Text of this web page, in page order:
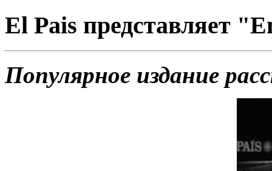
El Pais представляет
Популярное издание